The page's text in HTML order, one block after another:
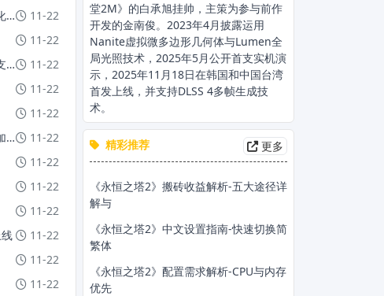
11-22
11-22
11-22
11-22
11-22
11-22
11-22
11-22
11-22
11-22
11-22
11-22
堂2M》的白承旭挂帅，主策为参与前作
开发的金南俊。2023年4月披露运用
Nanite虚拟微多边形几何体与Lumen全
局光照技术，2025年5月公开首支实机演
示，2025年11月18日在韩国和中国台湾
首发上线，并支持DLSS 4多帧生成技
术。
精彩推荐 更多
《永恒之塔2》搬砖收益解析-五大途径详
解与
《永恒之塔2》中文设置指南-快速切换简
繁体
《永恒之塔2》配置需求解析-CPU与内存
优先